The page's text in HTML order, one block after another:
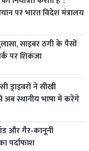
पर भारत विदेश मंत्रालय
साइबर ठगी के पैसों
पर शिकंजा
ने सीखी
अब स्थानीय भाषा में करेंगे
और गैर-कानूनी
पर्दाफाश